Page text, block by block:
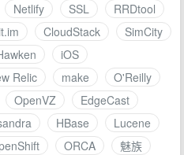
Netlify SSL
RRDtool
CloudStack
SimCity
iOS
Relic make
O'Reilly
OpenVZ
EdgeCast
HBase
Lucene
ORCA
魅族